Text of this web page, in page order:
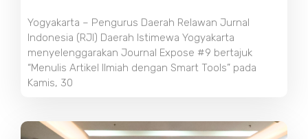
Yogyakarta – Pengurus Daerah Relawan Jurnal
Indonesia (RJI) Daerah Istimewa Yogyakarta
menyelenggarakan Journal Expose #9 bertajuk
“Menulis Artikel Ilmiah dengan Smart Tools” pada
Kamis, 30